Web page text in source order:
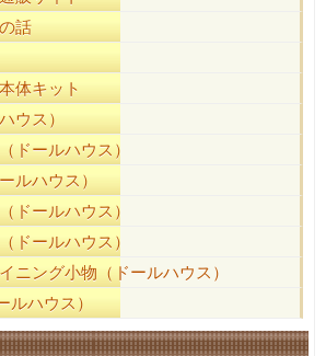
話
体キット
ウス）
ドールハウス）
ルハウス）
ドールハウス）
ドールハウス）
ニング小物（ドールハウス）
ハウス）